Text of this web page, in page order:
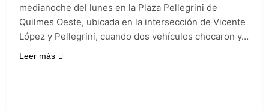
medianoche del lunes en la Plaza Pellegrini de
Quilmes Oeste, ubicada en la intersección de Vicente
López y Pellegrini, cuando dos vehículos chocaron y…
Leer más